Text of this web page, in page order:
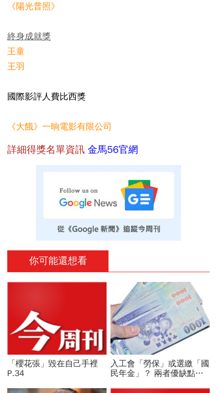
《陽光普照》
終身成就獎
王童
王羽
​國際影評人費比西獎
《大餓》一晌電影有限公司
詳細得獎名單資訊 金馬56官網
你可能還想看
「櫻花張」毀在自己手裡
P.34
入工會「勞保」或選繳「國
民年金」？ 兩者優缺點分